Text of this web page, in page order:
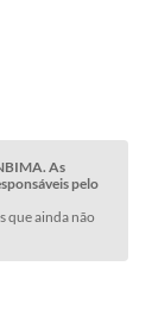
As
pelo
que ainda não